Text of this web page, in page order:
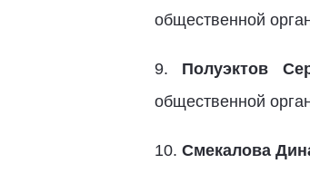
общественной
9. Полуэктов
общественной
10. Смекалова